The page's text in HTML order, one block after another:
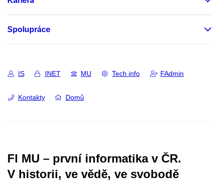
Spolupráce
IS INET MU Tech info FAdmin
Kontakty Domů
FI MU – první informatika v ČR.
V historii, ve vědě, ve svobodě